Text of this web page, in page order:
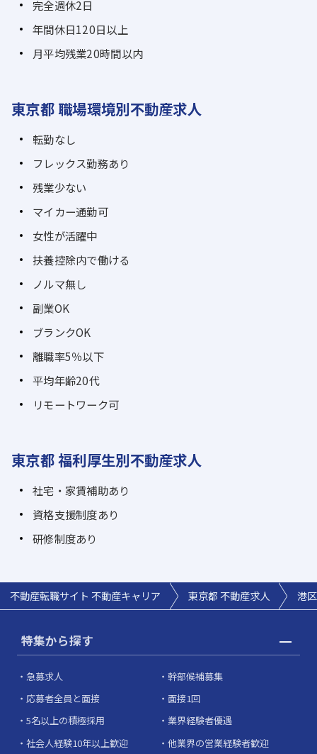
完全週休2日
年間休日120日以上
月平均残業20時間以内
東京都 職場環境別不動産求人
転勤なし
フレックス勤務あり
残業少ない
マイカー通勤可
女性が活躍中
扶養控除内で働ける
ノルマ無し
副業OK
ブランクOK
離職率5％以下
平均年齢20代
リモートワーク可
東京都 福利厚生別不動産求人
社宅・家賃補助あり
資格支援制度あり
研修制度あり
不動産転職サイト 不動産キャリア 東京都 不動産求人 港
特集から探す
急募求人
幹部候補募集
応募者全員と面接
面接1回
5名以上の積極採用
業界経験者優遇
社会人経験10年以上歓迎
他業界の営業経験者歓迎